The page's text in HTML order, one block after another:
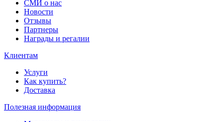
СМИ о нас
Новости
Отзывы
Партнеры
Награды и регалии
Клиентам
Услуги
Как купить?
Доставка
Полезная информация